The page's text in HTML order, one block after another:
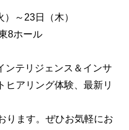
～23日（木）
8ホール
ンテリジェンス＆インサ
ヒアリング体験、最新リ
ます。ぜひお気軽にお